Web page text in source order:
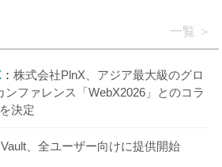
一覧
株式会社PlnX、アジア最大級のグロ
ンファレンス「WebX2026」とのコラ
決定
、全ユーザー向けに提供開始